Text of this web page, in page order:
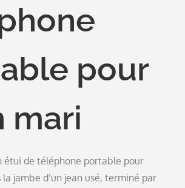
pour
mari
étui de téléphone portable pour
jambe d’un jean usé, terminé par